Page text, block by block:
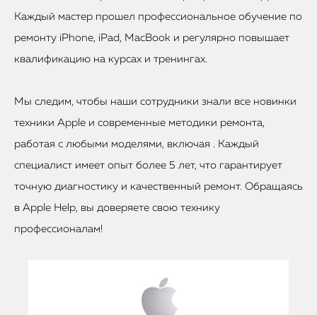
Каждый мастер прошел профессиональное обучение по
ремонту iPhone, iPad, MacBook и регулярно повышает
квалификацию на курсах и тренингах.
Мы следим, чтобы наши сотрудники знали все новинки
техники Apple и современные методики ремонта,
работая с любыми моделями, включая . Каждый
специалист имеет опыт более 5 лет, что гарантирует
точную диагностику и качественный ремонт. Обращаясь
в Apple Help, вы доверяете свою технику
профессионалам!